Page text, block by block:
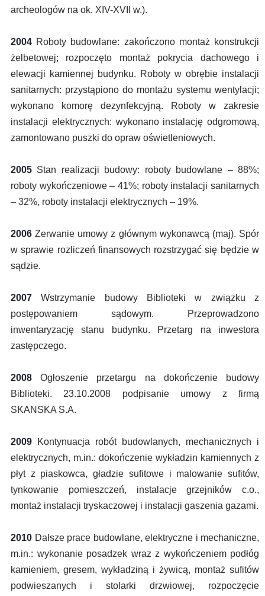
archeologów na ok. XIV-XVII w.).
2004 Roboty budowlane: zakończono montaż konstrukcji
żelbetowej; rozpoczęto montaż pokrycia dachowego i
elewacji kamiennej budynku. Roboty w obrębie instalacji
sanitarnych: przystąpiono do montażu systemu wentylacji;
wykonano komorę dezynfekcyjną. Roboty w zakresie
instalacji elektrycznych: wykonano instalację odgromową,
zamontowano puszki do opraw oświetleniowych.
2005 Stan realizacji budowy: roboty budowlane – 88%;
roboty wykończeniowe – 41%; roboty instalacji sanitarnych
– 32%, roboty instalacji elektrycznych – 19%.
2006 Zerwanie umowy z głównym wykonawcą (maj). Spór
w sprawie rozliczeń finansowych rozstrzygać się będzie w
sądzie.
2007 Wstrzymanie budowy Biblioteki w związku z
postępowaniem sądowym. Przeprowadzono
inwentaryzację stanu budynku. Przetarg na inwestora
zastępczego.
2008 Ogłoszenie przetargu na dokończenie budowy
Biblioteki. 23.10.2008 podpisanie umowy z firmą
SKANSKA S.A.
2009 Kontynuacja robót budowlanych, mechanicznych i
elektrycznych, m.in.: dokończenie wykładzin kamiennych z
płyt z piaskowca, gładzie sufitowe i malowanie sufitów,
tynkowanie pomieszczeń, instalacje grzejników c.o.,
montaż instalacji tryskaczowej i instalacji gaszenia gazami.
2010 Dalsze prace budowlane, elektryczne i mechaniczne,
m.in.: wykonanie posadzek wraz z wykończeniem podłóg
kamieniem, gresem, wykładziną i żywicą, montaż sufitów
podwieszanych i stolarki drzwiowej, rozpoczęcie